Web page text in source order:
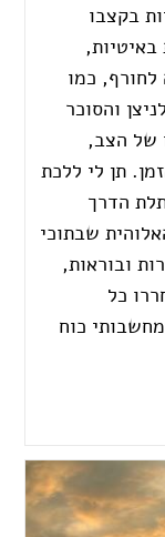
בקצבו
כמו
והסוכר
של הצב,
תן לי ללכת
הדרך
שבתוכי
ובוראות,
כל
כוח